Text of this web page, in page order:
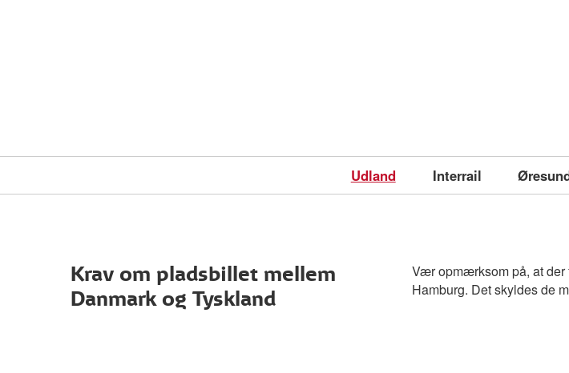
Udland Interrail
Krav om pladsbillet mellem
Danmark og Tyskland
Vær opmærksom på, at der
Hamburg. Det skyldes de